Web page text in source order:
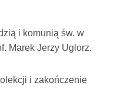
i komunią św. w
Marek Jerzy Uglorz.
i zakończenie